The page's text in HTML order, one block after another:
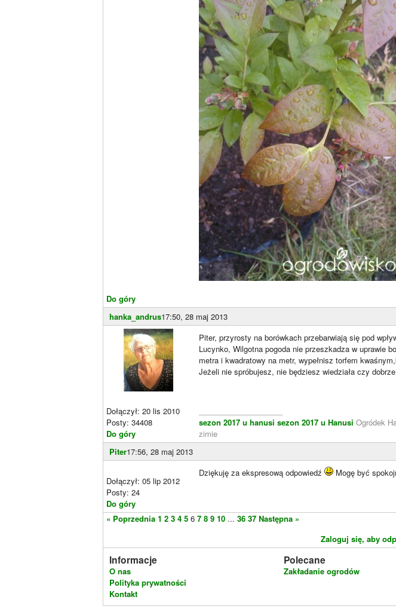
Do góry
hanka_andrus17:50, 28 maj 2013
Dołączył: 20 lis 2010
Posty: 34408
Do góry
Piter, przyrosty na borówkach przebarwiają się pod
Lucynko, Wilgotna pogoda nie przeszkadza w uprawie
metra i kwadratowy na metr, wypełnisz torfem
Jeżeli nie spróbujesz, nie będziesz wiedziała czy
sezon 2017 u hanusi sezon 2017 u Hanusi Ogródek
zimie
Piter17:56, 28 maj 2013
Dołączył: 05 lip 2012
Posty: 24
Do góry
Dziękuję za ekspresową odpowiedź Mogę być
« Poprzednia 1 2 3 4 5 6 7 8 9 10 ... 36 37 Następna »
Zaloguj się, aby
Informacje
O nas
Polityka prywatności
Kontakt
Polecane
Zakładanie ogrodów